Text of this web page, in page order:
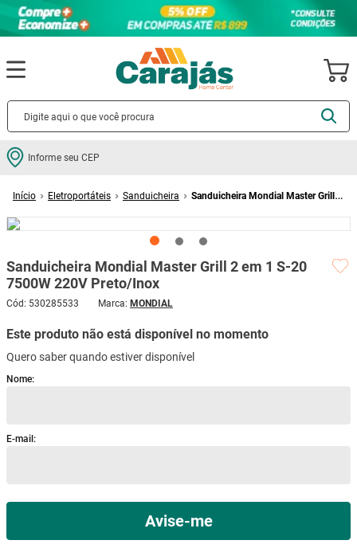
Informe seu CEP
Eletroportáteis Sanduicheira
Sanduicheira Mondial Master Grill 2
Sanduicheira Mondial Master Grill 2 em 1 S-20
7500W 220V Preto/Inox
Cód: 530285533 MONDIAL
Este produto não está disponível no momento
Quero saber quando estiver disponível
Termos mais buscados
2º porcelanato
5º porta
6 º vaso sanitário
cadeira
9º